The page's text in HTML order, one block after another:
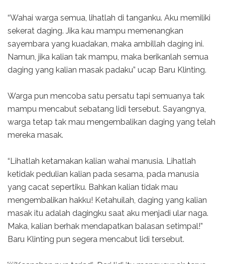
“Wahai warga semua, lihatlah di tanganku. Aku memiliki
sekerat daging. Jika kau mampu memenangkan
sayembara yang kuadakan, maka ambillah daging ini.
Namun, jika kalian tak mampu, maka berikanlah semua
daging yang kalian masak padaku” ucap Baru Klinting.
Warga pun mencoba satu persatu tapi semuanya tak
mampu mencabut sebatang lidi tersebut. Sayangnya,
warga tetap tak mau mengembalikan daging yang telah
mereka masak.
“Lihatlah ketamakan kalian wahai manusia. Lihatlah
ketidak pedulian kalian pada sesama, pada manusia
yang cacat sepertiku. Bahkan kalian tidak mau
mengembalikan hakku! Ketahuilah, daging yang kalian
masak itu adalah dagingku saat aku menjadi ular naga.
Maka, kalian berhak mendapatkan balasan setimpal!”
Baru Klinting pun segera mencabut lidi tersebut.